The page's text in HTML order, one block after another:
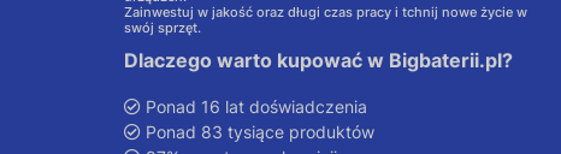
Zainwestuj w jakość oraz długi czas pracy i tchnij nowe życie w
swój sprzęt.
Dlaczego warto kupować w Bigbaterii.pl?
Ponad 16 lat doświadczenia
Ponad 83 tysiące produktów